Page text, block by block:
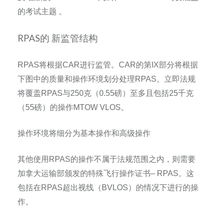
的考试主题 。
RPAS的 新监管结构
RPAS将根据CAR进行监管。 CAR的第 IX部分将根据
下图中的质量和操作环境划分处理RPAS。立即法规
将覆盖RPAS与250克（0.55磅）至多且包括25千克
（55磅）的操作MTOW VLOS。
操作环境将细分为基本操作和高级操作
其他使用 RPAS的操作不属于法规范围之内，则需要
加拿大运输部颁发的特殊飞行操作证书– RPAS。这
包括在RPAS超出视线（ BVLOS）的情况下进行的操
作。